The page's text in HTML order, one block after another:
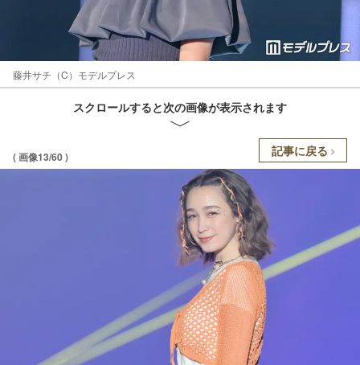
藤井サチ（C）モデルプレス
スクロールすると次の画像が表示されます
( 画像13/60 ) 記事に戻る